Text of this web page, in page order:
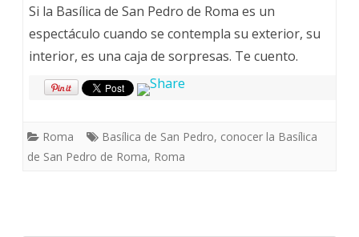
Si la Basílica de San Pedro de Roma es un
espectáculo cuando se contempla su exterior, su
interior, es una caja de sorpresas. Te cuento.
Roma Basílica de San Pedro, conocer la Basílica
de San Pedro de Roma, Roma